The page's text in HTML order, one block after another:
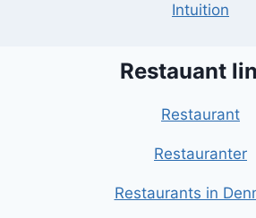
Intuition
Restauant
Restaurant
Restauranter
Restaurants in